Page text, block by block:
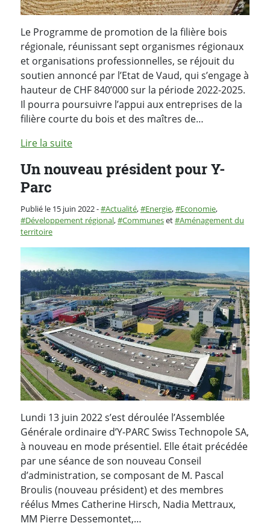
Le Programme de promotion de la filière bois
régionale, réunissant sept organismes régionaux
et organisations professionnelles, se réjouit du
soutien annoncé par l’Etat de Vaud, qui s’engage à
hauteur de CHF 840’000 sur la période 2022-2025.
Il pourra poursuivre l’appui aux entreprises de la
filière courte du bois et des maîtres de…
Lire la suite
Un nouveau président pour Y-
Parc
Publié le 15 juin 2022-Catégorie :
Actualité, Energie, Economie,
Développement régional, Communeset
Aménagement du
territoire
Lundi 13 juin 2022 s’est déroulée l’Assemblée
Générale ordinaire d’Y-PARC Swiss Technopole SA,
à nouveau en mode présentiel. Elle était précédée
par une séance de son nouveau Conseil
d’administration, se composant de M. Pascal
Broulis (nouveau président) et des membres
réélus Mmes Catherine Hirsch, Nadia Mettraux,
MM Pierre Dessemontet,…